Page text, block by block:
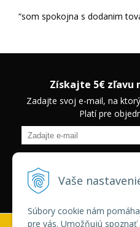
Vaše
Súbory cookie nám
pre vás. Umožňujú
som spokojna s dodanim
Získajte 5€ zľavu
Zadajte svoj e-mail, na
Platí pre
zľavách na vybrané produkty.
zákazníkov.